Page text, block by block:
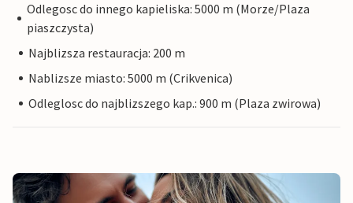
Odlegosc do innego kapieliska: 5000 m (Morze/Plaza
piaszczysta)
Najblizsza restauracja: 200 m
Nablizsze miasto: 5000 m (Crikvenica)
Odleglosc do najblizszego kap.: 900 m (Plaza zwirowa)